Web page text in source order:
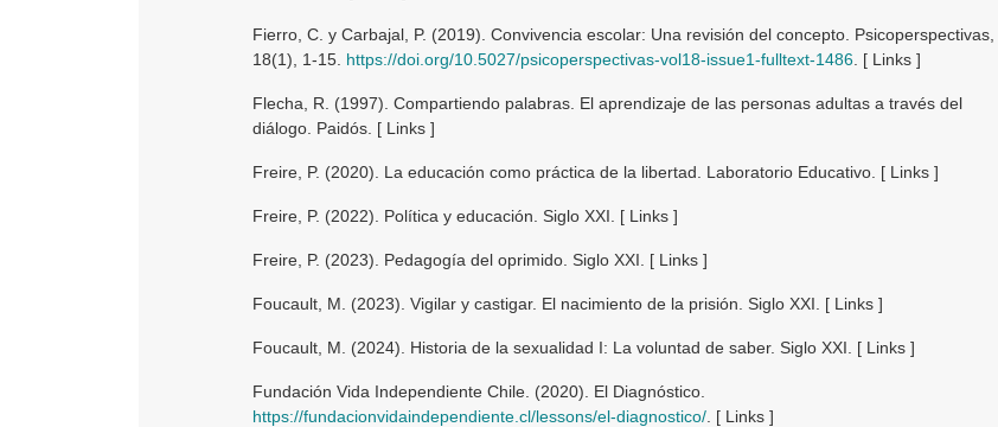
Fierro, C. y Carbajal, P. (2019). Convivencia escolar: Una revisión del concepto. Psicoperspectivas,
18(1), 1-15. https://doi.org/10.5027/psicoperspectivas-vol18-issue1-fulltext-1486 . [ Links ]
Flecha, R. (1997). Compartiendo palabras. El aprendizaje de las personas adultas a través del
diálogo. Paidós. [ Links ]
Freire, P. (2020). La educación como práctica de la libertad. Laboratorio Educativo. [ Links ]
Freire, P. (2022). Política y educación. Siglo XXI. [ Links ]
Freire, P. (2023). Pedagogía del oprimido. Siglo XXI. [ Links ]
Foucault, M. (2023). Vigilar y castigar. El nacimiento de la prisión. Siglo XXI. [ Links ]
Foucault, M. (2024). Historia de la sexualidad I: La voluntad de saber. Siglo XXI. [ Links ]
Fundación Vida Independiente Chile. (2020). El Diagnóstico.
https://fundacionvidaindependiente.cl/lessons/el-diagnostico/ . [ Links ]